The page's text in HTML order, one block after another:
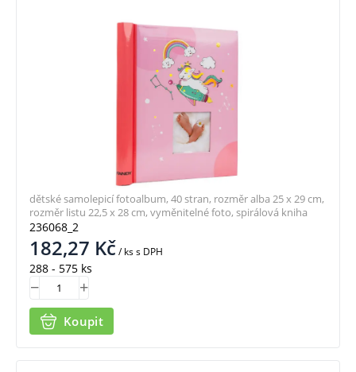
236068_2
182,27 Kč/ kss DPH
288 - 575 ks
Koupit
dětské samolepicí fotoalbum, 40 stran, rozměr alba 25 x 29 cm,
rozměr listu 22,5 x 28 cm, vyměnitelné foto, spirálová kniha